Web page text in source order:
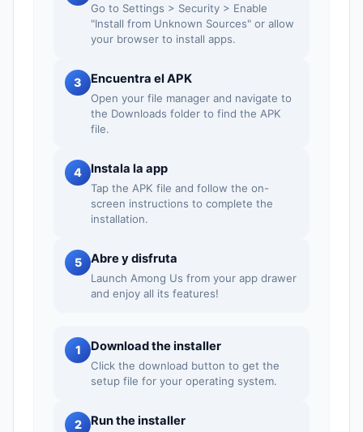
Go to Settings > Security > Enable
"Install from Unknown Sources" or allow
your browser to install apps.
3 Encuentra el APK
Open your file manager and navigate to
the Downloads folder to find the APK
file.
4 Instala la app
Tap the APK file and follow the on-
screen instructions to complete the
installation.
5 Abre y disfruta
Launch Among Us from your app drawer
and enjoy all its features!
1 Download the installer
Click the download button to get the
setup file for your operating system.
2 Run the installer